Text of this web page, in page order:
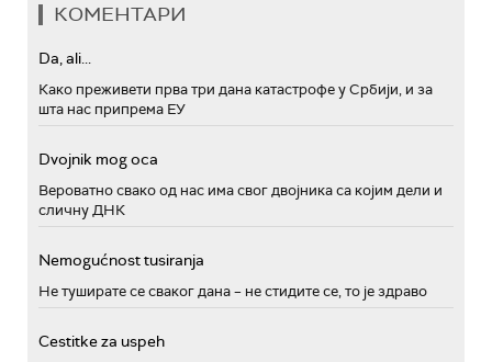
КОМЕНТАРИ
Da, ali...
Како преживети прва три дана катастрофе у Србији, и за
шта нас припрема ЕУ
Dvojnik mog oca
Вероватно свако од нас има свог двојника са којим дели и
сличну ДНК
Nemogućnost tusiranja
Не туширате се сваког дана – не стидите се, то је здраво
Cestitke za uspeh